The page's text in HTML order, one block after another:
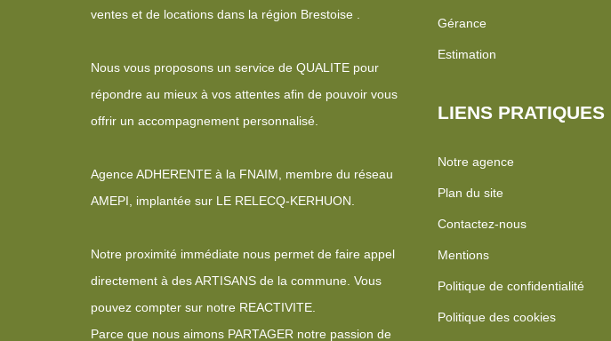
ventes et de locations dans la région Brestoise .
Nous vous proposons un service de QUALITE pour
répondre au mieux à vos attentes afin de pouvoir vous
offrir un accompagnement personnalisé.
Agence ADHERENTE à la FNAIM, membre du réseau
AMEPI, implantée sur LE RELECQ-KERHUON.
Notre proximité immédiate nous permet de faire appel
directement à des ARTISANS de la commune. Vous
pouvez compter sur notre REACTIVITE.
Parce que nous aimons PARTAGER notre passion de
Gérance
Estimation
LIENS PRATIQUES
Notre agence
Plan du site
Contactez-nous
Mentions
Politique de confidentialité
Politique des cookies